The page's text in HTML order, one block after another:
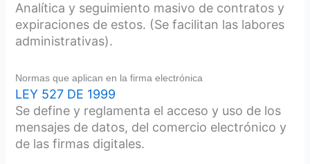
Analítica y seguimiento masivo de contratos y
expiraciones de estos. (Se facilitan las labores
administrativas).
Normas que aplican en la firma electrónica
LEY 527 DE 1999
Se define y reglamenta el acceso y uso de los
mensajes de datos, del comercio electrónico y
de las firmas digitales.